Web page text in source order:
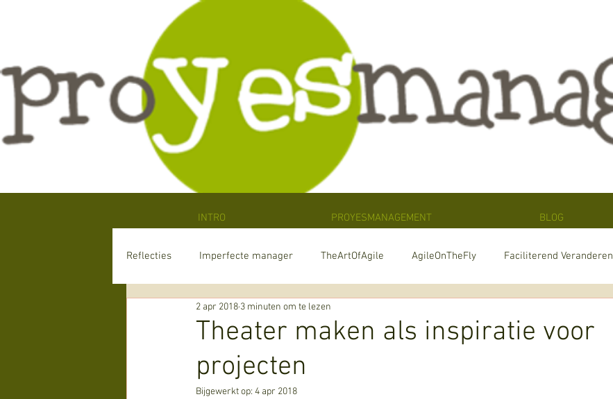
INTRO PROYESMANAGEMENT BLOG
Reflecties Imperfecte manager TheArtOfAgile AgileOnTheFly Faciliterend Veranderen
Theater maken als inspiratie voor
projecten
2 apr 2018 3 minuten om te lezen
Bijgewerkt op: 4 apr 2018